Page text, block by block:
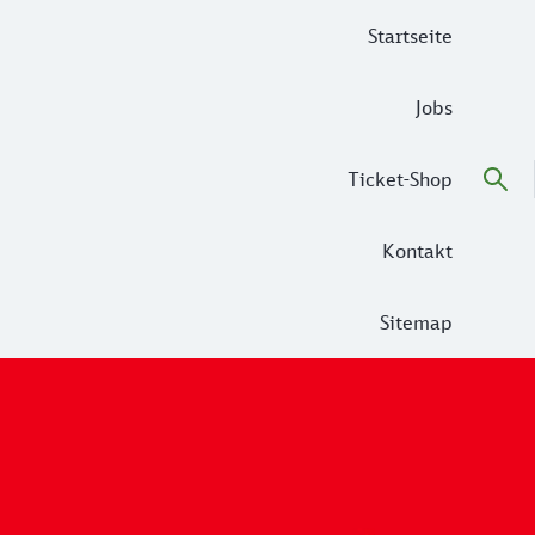
Startseite
Jobs
Ticket-Shop
Kontakt
Sitemap